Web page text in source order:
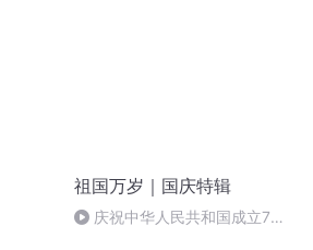
祖国万岁｜国庆特辑
庆祝中华人民共和国成立73